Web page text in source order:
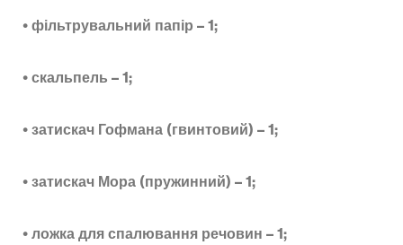
• фільтрувальний папір – 1;
• скальпель – 1;
• затискач Гофмана (гвинтовий) – 1;
• затискач Мора (пружинний) – 1;
• ложка для спалювання речовин – 1;